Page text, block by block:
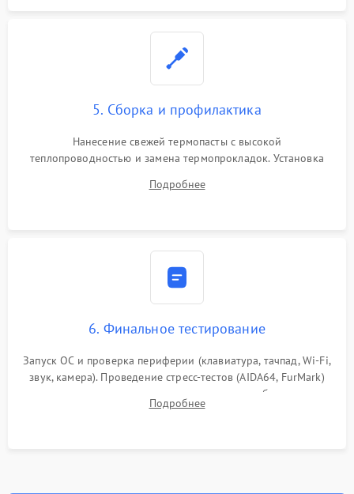
5. Сборка и профилактика
Нанесение свежей термопасты с высокой
теплопроводностью и замена термопрокладок. Установка
шлейфов, модулей памяти и накопителей. Предварительная
Подробнее
6. Финальное тестирование
Запуск ОС и проверка периферии (клавиатура, тачпад, Wi-Fi,
звук, камера). Проведение стресс-тестов (AIDA64, FurMark)
для контроля температурного режима и стабильности
системы под пиковой нагрузкой.
Подробнее